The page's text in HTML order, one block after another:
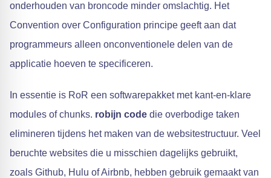
onderhouden van broncode minder omslachtig. Het
Convention over Configuration principe geeft aan dat
programmeurs alleen onconventionele delen van de
applicatie hoeven te specificeren.
In essentie is RoR een softwarepakket met kant-en-klare
modules of chunks. robijn code die overbodige taken
elimineren tijdens het maken van de websitestructuur. Veel
beruchte websites die u misschien dagelijks gebruikt,
zoals Github, Hulu of Airbnb, hebben gebruik gemaakt van